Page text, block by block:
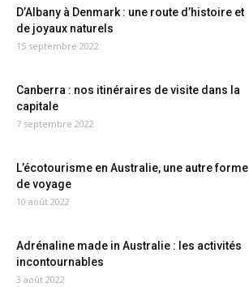
D’Albany à Denmark : une route d’histoire et
de joyaux naturels
15 septembre 2022
Canberra : nos itinéraires de visite dans la
capitale
7 septembre 2022
L’écotourisme en Australie, une autre forme
de voyage
10 août 2022
Adrénaline made in Australie : les activités
incontournables
3 août 2022